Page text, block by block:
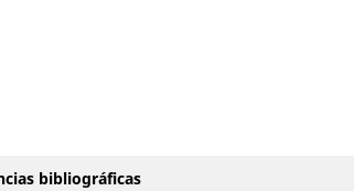
bibliográficas